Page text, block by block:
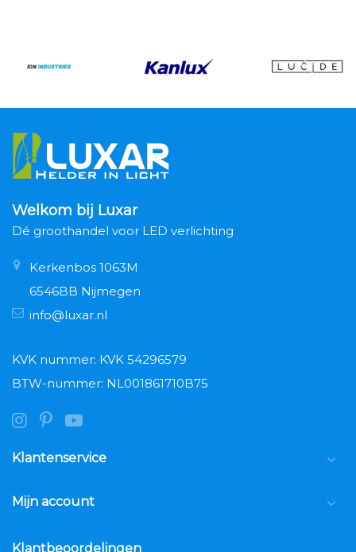
Welkom bij Luxar
Dé groothandel voor LED verlichting
Kerkenbos 1063M
6546BB Nijmegen
info@luxar.nl
KVK nummer: KVK 54296579
BTW-nummer: NL001861710B75
Klantenservice
Mijn account
Klantbeoordelingen